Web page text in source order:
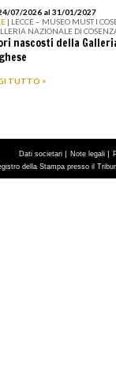
07/2026 al 31/01/2027
| LECCE – MUSEO MUST I
NAZIONALE DI
nascosti della
TUTTO >
Dati societari | Note legali |
della Stampa presso il